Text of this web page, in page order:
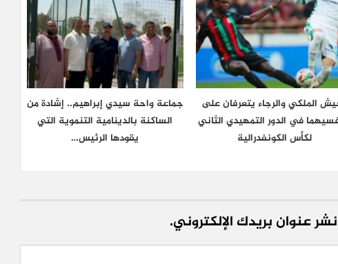
الملكي والرجاء يتعرفان على
في الدور التمهيدي الثاني
لكأس الكونفدرالية
جماعة واحة سيدي إبراهيم.. إشادة من
الساكنة بالدينامية التنموية التي
يقودها الرئيس…
عنوان بريدك الإلكتروني.